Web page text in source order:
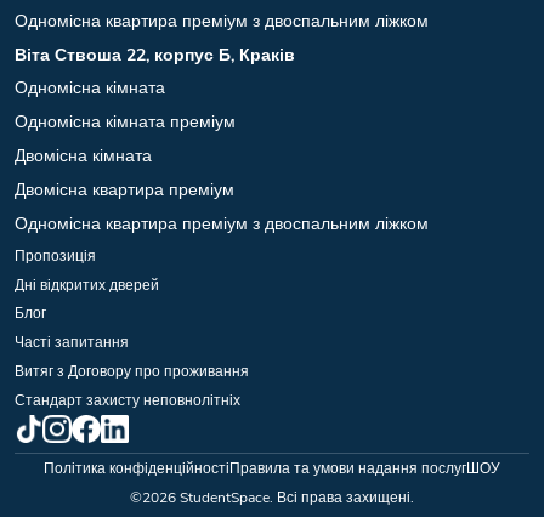
Одномісна квартира преміум з двоспальним ліжком
Віта Ствоша 22, корпус Б, Краків
Одномісна кімната
Одномісна кімната преміум
Двомісна кімната
Двомісна квартира преміум
Одномісна квартира преміум з двоспальним ліжком
Пропозиція
Дні відкритих дверей
Блог
Часті запитання
Витяг з Договору про проживання
Стандарт захисту неповнолітніх
Політика конфіденційностіПравила та умови надання послугШОУ
©2026StudentSpace. Всі права захищені.